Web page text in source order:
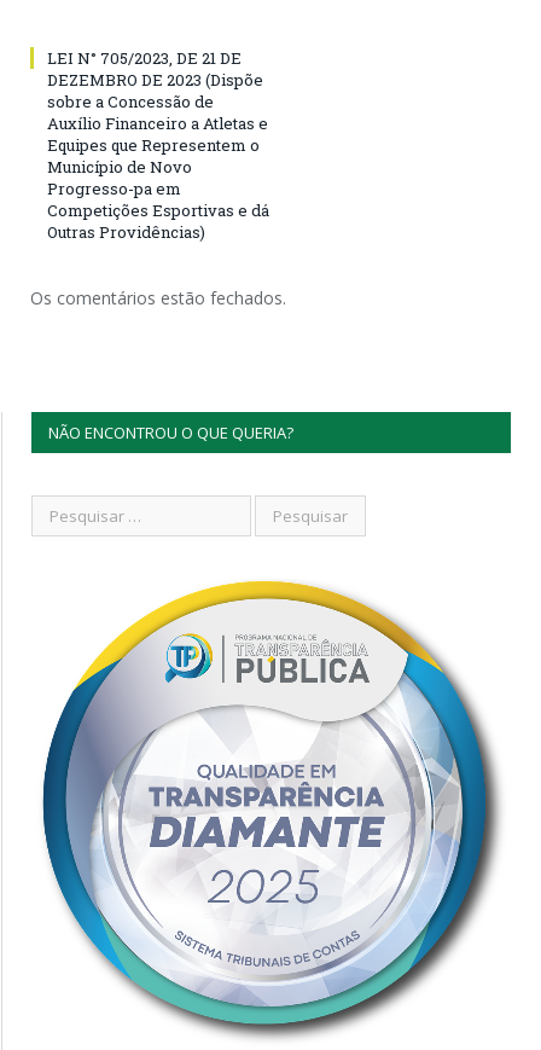
LEI N° 705/2023, DE 21 DE
DEZEMBRO DE 2023 (Dispõe
sobre a Concessão de
Auxílio Financeiro a Atletas e
Equipes que Representem o
Município de Novo
Progresso-pa em
Competições Esportivas e dá
Outras Providências)
Os comentários estão fechados.
NÃO ENCONTROU O QUE QUERIA?